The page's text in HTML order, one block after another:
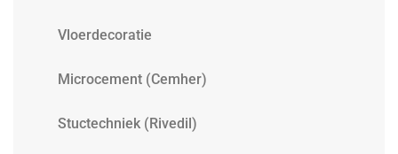
Vloerdecoratie
Microcement (Cemher)
Stuctechniek (Rivedil)